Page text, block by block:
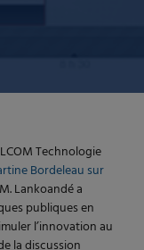
Technologie
Bordeleau sur
Lankoandé a
publiques en
l’innovation au